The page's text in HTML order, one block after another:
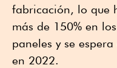
fabricación, lo que
más de 150% en
paneles y se
en 2022.